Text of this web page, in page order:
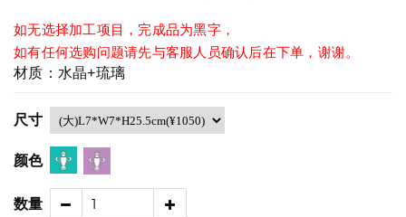
如无选择加工项目，完成品为黑字，
如有任何选购问题请先与客服人员确认后在下单，谢谢。
材质：水晶+琉璃
尺寸
颜色
数量